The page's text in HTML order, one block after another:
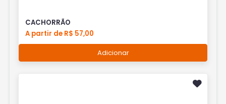
CACHORRÃO
A partir de R$ 57,00
Adicionar